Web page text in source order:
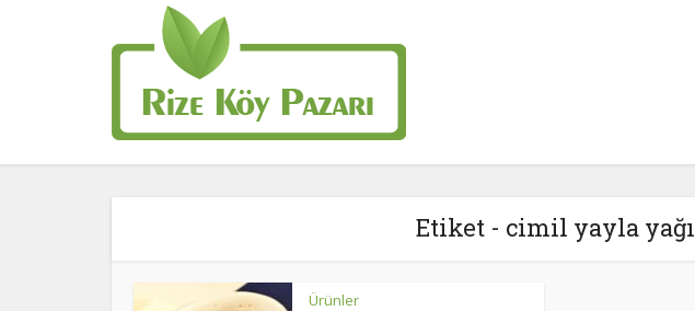
Etiket - cimil yayla yağı
Ürünler